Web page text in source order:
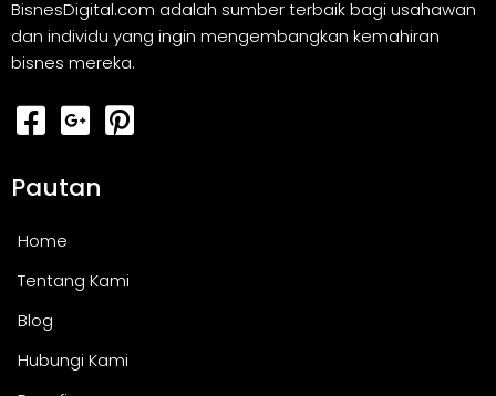
BisnesDigital.com adalah sumber terbaik bagi usahawan
dan individu yang ingin mengembangkan kemahiran
bisnes mereka.
Pautan
Home
Tentang Kami
Blog
Hubungi Kami